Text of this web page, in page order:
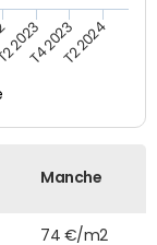
2023T4 2023T2 2024
Manche
74 €/m2